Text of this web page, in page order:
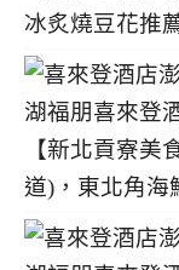
冰炙燒豆花推
【新北貢寮美
道)，東北角海